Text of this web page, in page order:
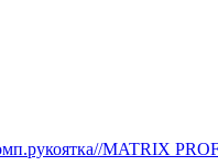
MATRIX